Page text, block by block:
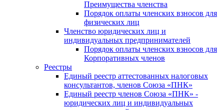
Преимущества членства
Порядок оплаты членских взносов для
физических лиц
Членство юридических лиц и
индивидуальных предпринимателей
Порядок оплаты членских взносов для
Корпоративных членов
Реестры
Единый реестр аттестованных налоговых
консультантов, членов Союза «ПНК»
Единый реестр членов Союза «ПНК» -
юридических лиц и индивидуальных